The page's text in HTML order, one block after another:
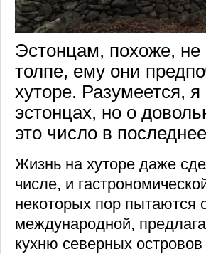
Эстонцам, похоже, не
толпе, ему они
хуторе. Разумеется,
эстонцах, но о
это число в
Жизнь на хуторе даже
числе, и
некоторых пор пытаются
международной,
кухню северных